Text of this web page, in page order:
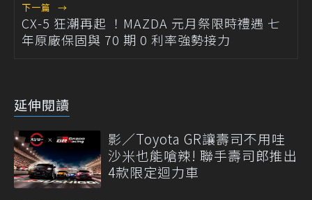
下一篇 →
CX-5 狂潮再起 ！MAZDA 元月祭限時禮遇 七
年原廠保固與 70 期 0 利率強勢接力
延伸閱讀
影／Toyota GR讓壽司不用哇
沙米也能嗆辣! 聯手壽司郎推出
4款限定迴力車